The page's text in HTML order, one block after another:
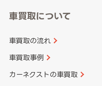
車買取について
車買取の流れ
車買取事例
カーネクストの車買取